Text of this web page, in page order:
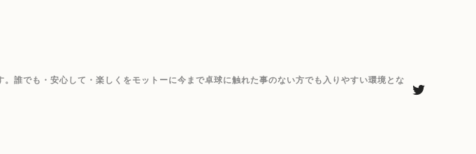
誰でも・安心して・楽しくをモットーに今まで卓球に触れた事のない方でも入りやすい環境とな